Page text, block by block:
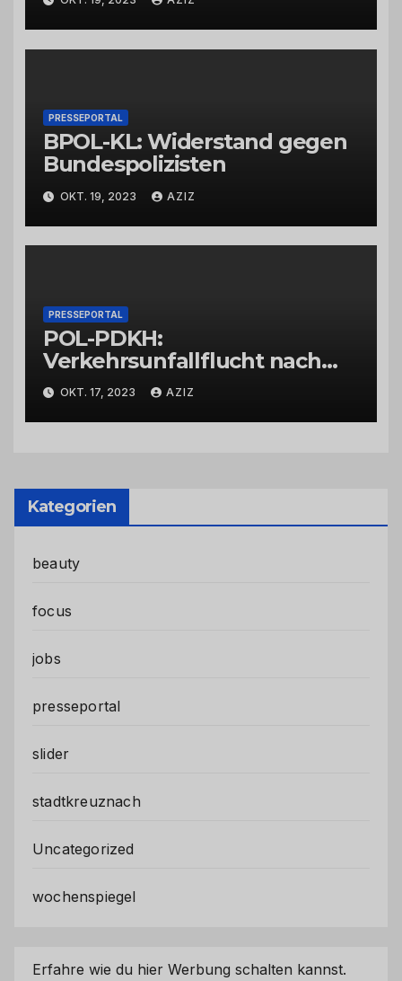
Feierabendverkehr
PRESSEPORTAL
BPOL-KL: Widerstand gegen
Bundespolizisten
OKT. 19, 2023 AZIZ
PRESSEPORTAL
POL-PDKH:
Verkehrsunfallflucht nach
Abbiegevorgang
OKT. 17, 2023 AZIZ
Kategorien
beauty
focus
jobs
presseportal
slider
stadtkreuznach
Uncategorized
wochenspiegel
Erfahre wie du hier Werbung schalten kannst.